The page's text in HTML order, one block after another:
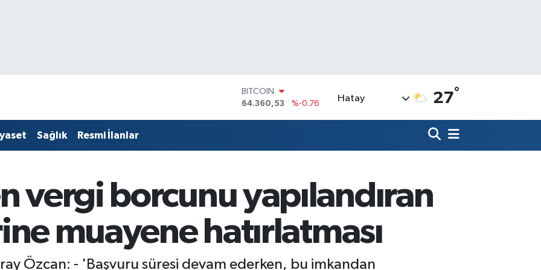
DOLAR
47,7069
%0.17
BİST100
13.887
%64
Hatay 27°
Sağlık Resmi İlanlar
vergi borcunu yapılandıran
muayene hatırlatması
Özcan: - 'Başvuru süresi devam ederken, bu imkandan